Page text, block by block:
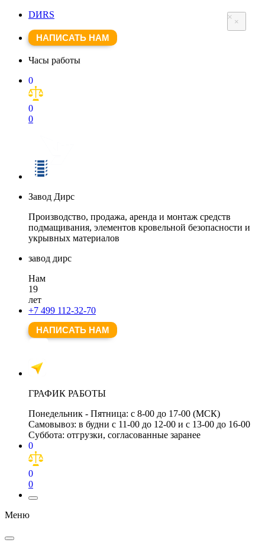
DИRS
НАПИСАТЬ НАМ
Часы работы
0
0
0
Завод Дирс
Производство, продажа, аренда и монтаж средств
подмащивания, элементов кровельной безопасности и
укрывных материалов
завод дирс
Нам
19
лет
+7 499 112-32-70
НАПИСАТЬ НАМ
ГРАФИК РАБОТЫ
Понедельник - Пятница: с 8-00 до 17-00 (МСК)
Самовывоз: в будни с 11-00 до 12-00 и с 13-00 до 16-00
Суббота: отгрузки, согласованные заранее
0
0
0
Меню
×
×